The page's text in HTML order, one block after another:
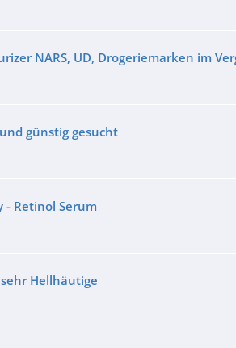
NARS, UD, Drogeriemarken im
günstig gesucht
- Retinol Serum
Hellhäutige